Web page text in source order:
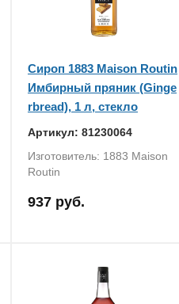
Сироп 1883 Maison Routin
Имбирный пряник (Ginge
rbread), 1 л, стекло
Артикул: 81230064
Изготовитель: 1883 Maison
Routin
937 руб.